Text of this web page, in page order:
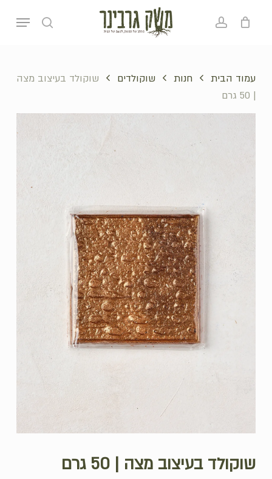
search account
Menu
סל קניות סגירה
עמוד הבית חנות שוקולדים
שוקולד בעיצוב מצה
| 50 גרם
שוקולד בעיצוב מצה | 50 גרם